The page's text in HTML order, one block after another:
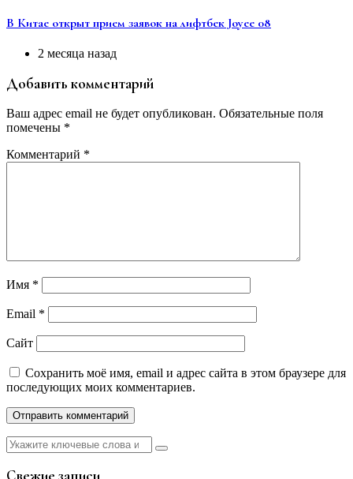
В Китае открыт прием заявок на лифтбек Joyee 08
2 месяца назад
Добавить комментарий
Ваш адрес email не будет опубликован. Обязательные поля
помечены *
Комментарий *
Имя *
Email *
Сайт
Сохранить моё имя, email и адрес сайта в этом браузере для
последующих моих комментариев.
Найти:
Свежие записи